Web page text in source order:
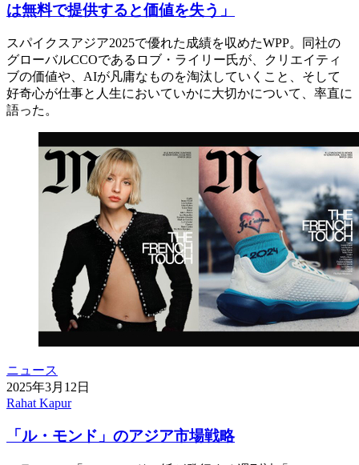
は無料で提供すると価値を失う」
スパイクスアジア2025で優れた成績を収めたWPP。同社の
グローバルCCOであるロブ・ライリー氏が、クリエイティ
ブの価値や、AIが凡庸なものを淘汰していくこと、そして
好奇心が仕事と人生においていかに大切かについて、率直に
語った。
ニュース
2025年3月12日
Rahat Kapur
「ル・モンド」のアジア市場戦略